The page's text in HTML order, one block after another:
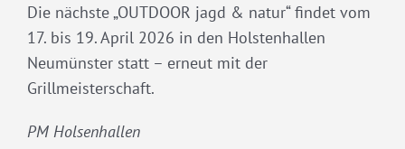
Die nächste „OUTDOOR jagd & natur“ findet vom
17. bis 19. April 2026 in den Holstenhallen
Neumünster statt – erneut mit der
Grillmeisterschaft.
PM Holsenhallen